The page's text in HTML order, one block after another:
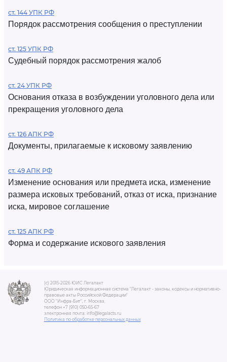
ст. 144 УПК РФ
Порядок рассмотрения сообщения о преступлении
ст. 125 УПК РФ
Судебный порядок рассмотрения жалоб
ст. 24 УПК РФ
Основания отказа в возбуждении уголовного дела или
прекращения уголовного дела
ст. 126 АПК РФ
Документы, прилагаемые к исковому заявлению
ст. 49 АПК РФ
Изменение основания или предмета иска, изменение
размера исковых требований, отказ от иска, признание
иска, мировое соглашение
ст. 125 АПК РФ
Форма и содержание искового заявления
(c) 2015-2026 ЮИС Легалакт
Юридическая информационная система "Легалакт - законы, кодексы и нормативно-
правовые акты Российской Федерации"
ООО "Инфра-Бит", г. Москва.
телефон +7 (910) 050-65-67
электронная почта: info@legalacts.ru
Политика по обработке персональных данных